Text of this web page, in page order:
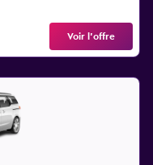
Voir l’offre